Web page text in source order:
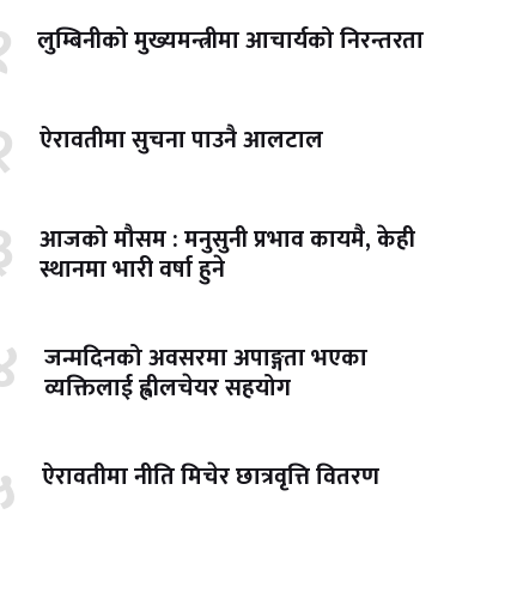
लुम्बिनीको मुख्यमन्त्रीमा आचार्यको निरन्तरता
ऐरावतीमा सुचना पाउनै आलटाल
आजको मौसम : मनुसुनी प्रभाव कायमै, केही
स्थानमा भारी वर्षा हुने
जन्मदिनको अवसरमा अपाङ्गता भएका
व्यक्तिलाई ह्वीलचेयर सहयोग
ऐरावतीमा नीति मिचेर छात्रवृत्ति वितरण